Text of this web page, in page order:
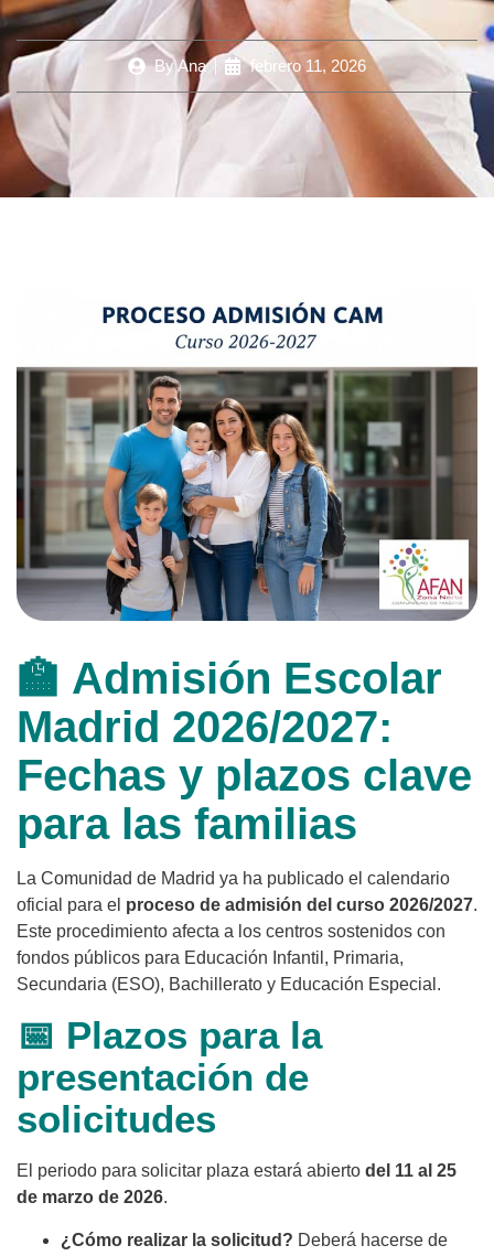
ByAna febrero 11, 2026
🏫 Admisión Escolar
Madrid 2026/2027:
Fechas y plazos clave
para las familias
La Comunidad de Madrid ya ha publicado el calendario
oficial para el proceso de admisión del curso 2026/2027.
Este procedimiento afecta a los centros sostenidos con
fondos públicos para Educación Infantil, Primaria,
Secundaria (ESO), Bachillerato y Educación Especial.
📅 Plazos para la
presentación de
solicitudes
El periodo para solicitar plaza estará abierto del 11 al 25
de marzo de 2026.
¿Cómo realizar la solicitud? Deberá hacerse de